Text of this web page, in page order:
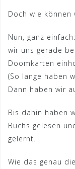
Doch wie können
Nun, ganz
wir uns gerade
Doomkarten
(So lange haben
Dann haben wir
Bis dahin haben
Buchs gelesen
gelernt.
Wie das genau